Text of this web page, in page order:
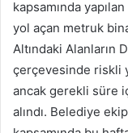
kapsamında
yol açan metruk
Altındaki Alanların
çerçevesinde riskli
ancak gerekli süre
alındı. Belediye